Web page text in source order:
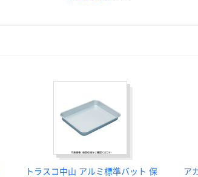
トラスコ中山 アルミ標準バット 保
ア